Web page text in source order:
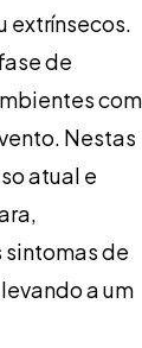
extrínsecos.
de
com
Nestas
atual e
sintomas de
a um